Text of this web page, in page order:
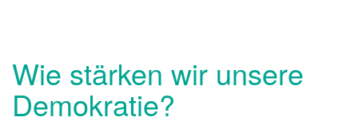
Wie stärken wir unsere
Demokratie?